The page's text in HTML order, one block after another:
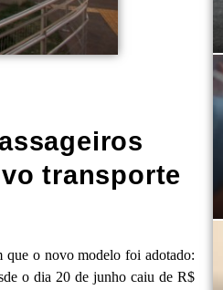
transporte
que o novo modelo foi adotado:
o dia 20 de junho caiu de R$